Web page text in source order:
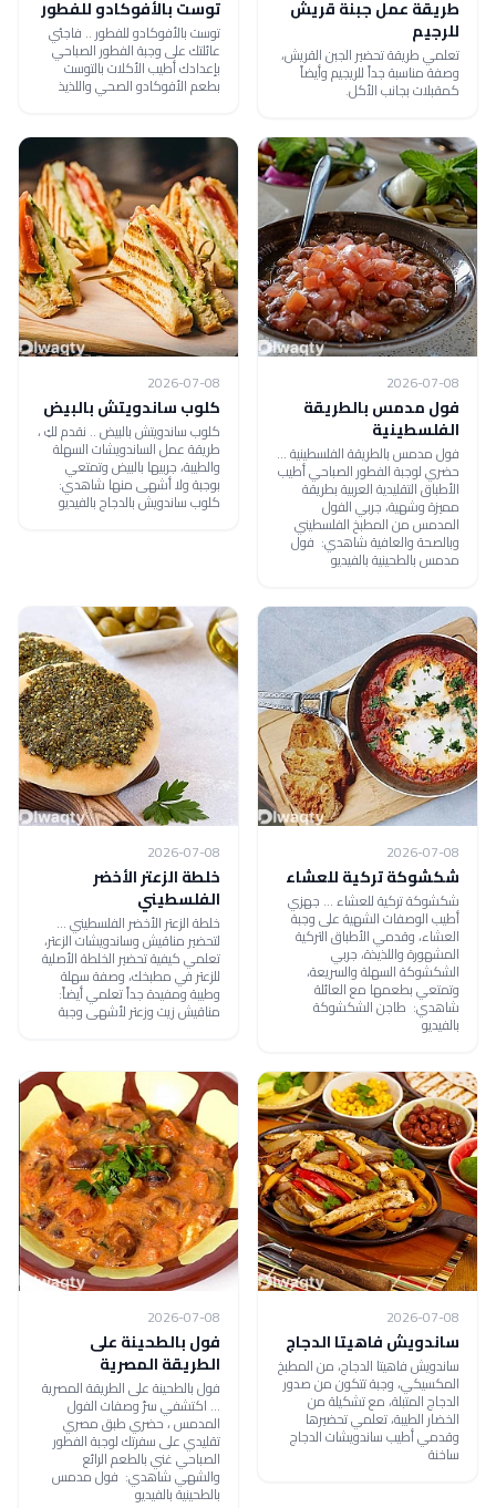
طريقة عمل جبنة قريش
للرجيم
تعلمي طريقة تحضير الجبن القريش،
وصفة مناسبة جداً للريجيم وأيضاً
كمقبلات بجانب الأكل.
توست بالأفوكادو للفطور
توست بالأفوكادو للفطور .. فاجئي
عائلتك على وجبة الفطور الصباحي
بإعدادك أطيب الأكلات بالتوست
بطعم الأفوكادو الصحي واللذيذ
2026-07-08
فول مدمس بالطريقة
الفلسطينية
فول مدمس بالطريقة الفلسطينية ...
حضري لوجبة الفطور الصباحي أطيب
الأطباق التقليدية العربية بطريقة
مميزة وشهية، جربي الفول
المدمس من المطبخ الفلسطيني
وبالصحة والعافية شاهدي: فول
مدمس بالطحينية بالفيديو
2026-07-08
كلوب ساندويتش بالبيض
كلوب ساندويتش بالبيض .. نقدم لكِ ،
طريقة عمل الساندويشات السهلة
والطيبة، جربيها بالبيض وتمتعي
بوجبة ولا أشهى منها شاهدي:
كلوب ساندويش بالدجاج بالفيديو
2026-07-08
شكشوكة تركية للعشاء
شكشوكة تركية للعشاء ... جهزي
أطيب الوصفات الشهية على وجبة
العشاء، وقدمي الأطباق التركية
المشهورة واللذيذة، جربي
الشكشوكة السهلة والسريعة،
وتمتعي بطعمها مع العائلة
شاهدي: طاجن الشكشوكة
بالفيديو
2026-07-08
خلطة الزعتر الأخضر
الفلسطيني
خلطة الزعتر الأخضر الفلسطيني ...
لتحضير مناقيش وساندويشات الزعتر،
تعلمي كيفية تحضير الخلطة الأصلية
للزعتر في مطبخك، وصفة سهلة
وطيبة ومفيدة جداً تعلمي أيضاً:
مناقيش زيت وزعتر لأشهى وجبة
2026-07-08
ساندويش فاهيتا الدجاج
ساندويش فاهيتا الدجاج، من المطبخ
المكسيكي، وجبة تتكون من صدور
الدجاج المتبلة، مع تشكيلة من
الخضار الطيبة، تعلمي تحضيرها
وقدمي أطيب ساندويشات الدجاج
ساخنة
2026-07-08
فول بالطحينة على
الطريقة المصرية
فول بالطحينة على الطريقة المصرية
... اكتشفي سرّ وصفات الفول
المدمس ، حضري طبق مصري
تقليدي على سفرتك لوجبة الفطور
الصباحي غني بالطعم الرائع
والشهي شاهدي: فول مدمس
بالطحينية بالفيديو